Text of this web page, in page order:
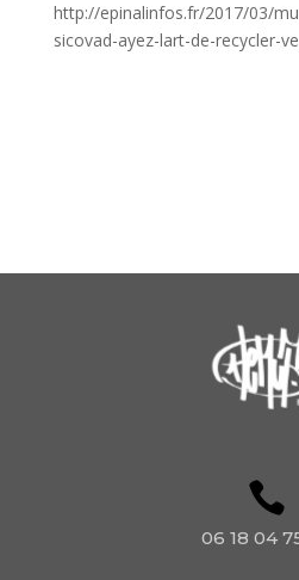
http://epinalinfos.fr/2017/03/
sicovad-ayez-lart-de-recycler-
06 18 04